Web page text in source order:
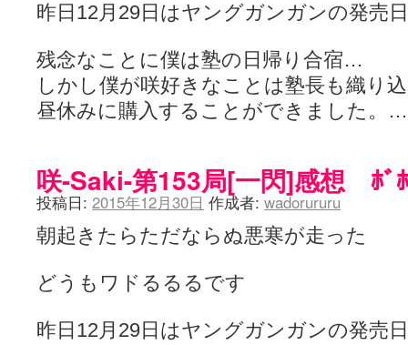
昨日12月29日はヤングガンガンの発売日
残念なことに僕は塾の日帰り合宿…
しかし僕が咲好きなことは塾長も織り
昼休みに購入することができました。
咲-Saki-第153局[一閃]感想 ﾎ
投稿日: 2015年12月30日 作成者: wadorururu
朝起きたらただならぬ悪寒が走った
どうもワドるるるです
昨日12月29日はヤングガンガンの発売日